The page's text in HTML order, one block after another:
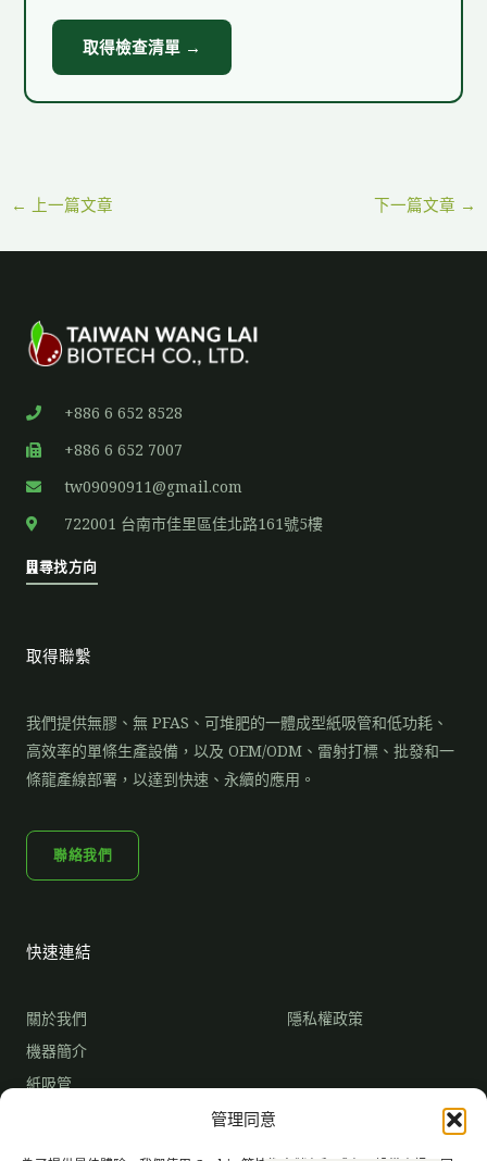
管理同意
取得檢查清單 →
← 上一篇文章 下一篇文章 →
+886 6 652 8528
+886 6 652 7007
tw09090911@gmail.com
722001 台南市佳里區佳北路161號5樓
尋找方向
取得聯繫
我們提供無膠、無 PFAS、可堆肥的一體成型紙吸管和低功耗、
高效率的單條生產設備，以及 OEM/ODM、雷射打標、批發和一
條龍產線部署，以達到快速、永續的應用。
聯絡我們
快速連結
關於我們
機器簡介
紙吸管
隱私權政策